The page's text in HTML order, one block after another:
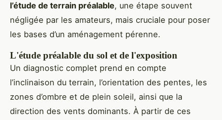
l’étude de terrain préalable, une étape souvent
négligée par les amateurs, mais cruciale pour poser
les bases d’un aménagement pérenne.
L'étude préalable du sol et de l'exposition
Un diagnostic complet prend en compte
l’inclinaison du terrain, l’orientation des pentes, les
zones d’ombre et de plein soleil, ainsi que la
direction des vents dominants. À partir de ces